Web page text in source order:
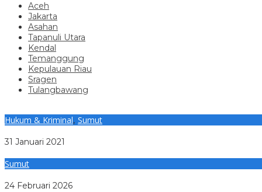
Aceh
Jakarta
Asahan
Tapanuli Utara
Kendal
Temanggung
Kepulauan Riau
Sragen
Tulangbawang
Hukum & Kriminal, Sumut
31 Januari 2021
Sumut
24 Februari 2026